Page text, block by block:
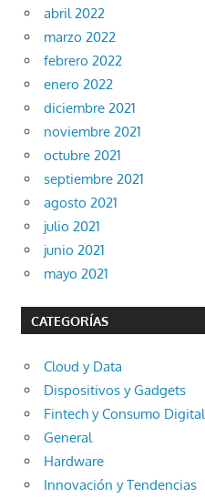
abril 2022
marzo 2022
febrero 2022
enero 2022
diciembre 2021
noviembre 2021
octubre 2021
septiembre 2021
agosto 2021
julio 2021
junio 2021
mayo 2021
CATEGORÍAS
Cloud y Data
Dispositivos y Gadgets
Fintech y Consumo Digital
General
Hardware
Innovación y Tendencias